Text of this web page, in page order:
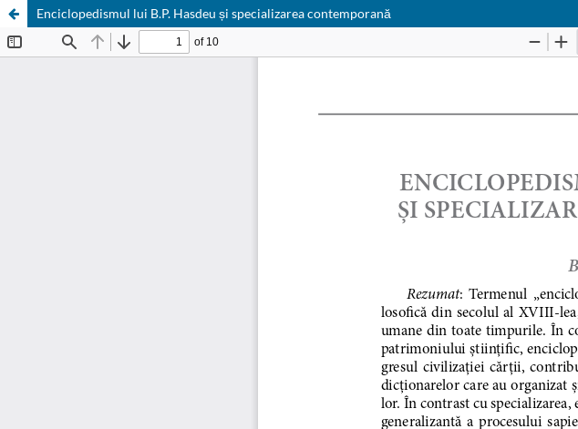
Enciclopedismul lui B.P. Hasdeu și specializarea contemporană